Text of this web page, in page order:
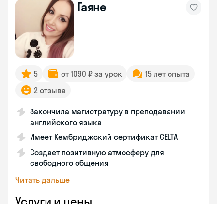
Гаяне
5 от 1090 ₽ за урок
15 лет опыта
2 отзыва
Закончила магистратуру в преподавании
английского языка
Имеет Кембриджский сертификат CELTA
Создает позитивную атмосферу для
свободного общения
Читать дальше
Услуги и цены